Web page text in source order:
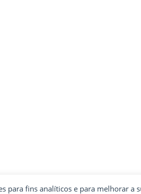
para fins analíticos e para melhorar a